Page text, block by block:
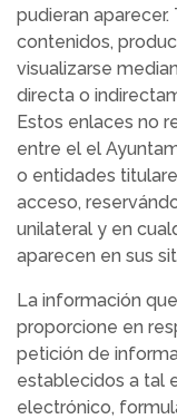
pudieran
contenidos,
visualizarse
directa o
Estos enlaces no
entre el el
o entidades
acceso,
unilateral y en
aparecen en sus
La información
proporcione en
petición de
establecidos a tal
electrónico,